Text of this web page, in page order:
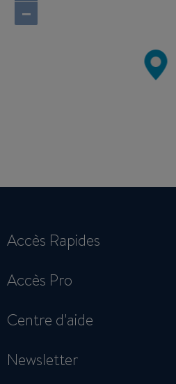
−
Accès Rapides
Accès Pro
Centre d'aide
Newsletter